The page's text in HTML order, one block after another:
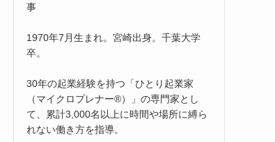
事
1970年7月生まれ。宮崎出身。千葉大学
卒。
30年の起業経験を持つ「ひとり起業家
（マイクロプレナー®）」の専門家とし
て、累計3,000名以上に時間や場所に縛ら
れない働き方を指導。